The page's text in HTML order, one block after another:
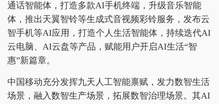
通话智能体，打造多款AI手机终端，升级音乐智能
体，推出天翼智铃等生成式音视频彩铃服务，发布云
智手机等AI应用，打造个人生活智能体，持续迭代AI
云电脑、AI云盘等产品，赋能用户开启AI生活“智
惠”新篇章。
中国移动充分发挥九天人工智能禀赋，发力数智生活
场景，融入数智生产场景，拓展数智治理场景。其AI